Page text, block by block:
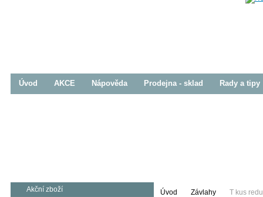
Úvod Závlahy T kus
Akční zboží
Úvod AKCE Nápověda Prodejna - sklad Rady a tipy